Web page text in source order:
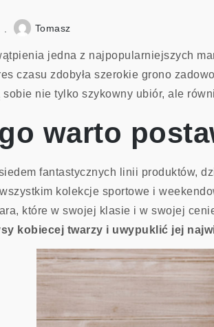
Tomasz
jedna z najpopularniejszych
czasu zdobyła szerokie grono
sobie nie tylko szykowny ubiór, ale
warto
fantastycznych linii produktów,
kolekcje sportowe i
które w swojej klasie i w swojej
kobiecej twarzy i uwypuklić jej